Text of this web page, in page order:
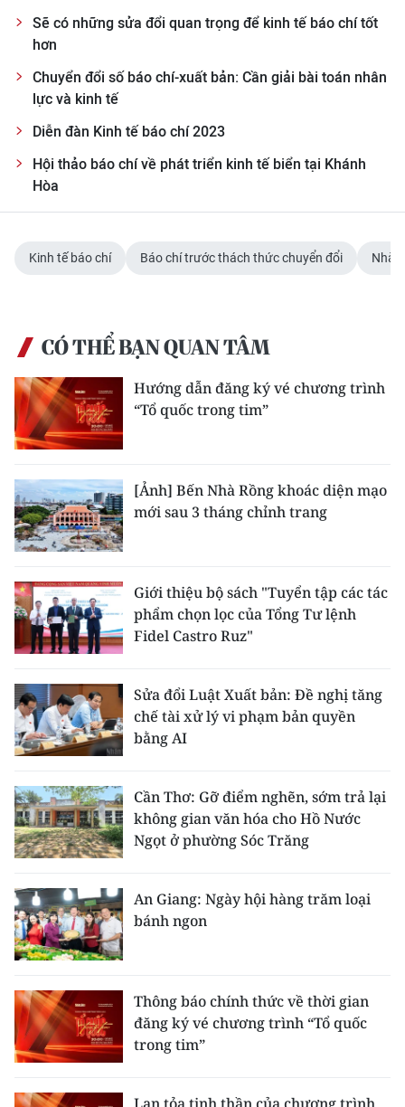
Sẽ có những sửa đổi quan trọng để kinh tế báo chí tốt
hơn
Chuyển đổi số báo chí-xuất bản: Cần giải bài toán nhân
lực và kinh tế
Diễn đàn Kinh tế báo chí 2023
Hội thảo báo chí về phát triển kinh tế biển tại Khánh
Hòa
Kinh tế báo chí Báo chí trước thách thức chuyển đổi Nhà
CÓ THỂ BẠN QUAN TÂM
Hướng dẫn đăng ký vé chương trình
“Tổ quốc trong tim”
[Ảnh] Bến Nhà Rồng khoác diện mạo
mới sau 3 tháng chỉnh trang
Giới thiệu bộ sách "Tuyển tập các tác
phẩm chọn lọc của Tổng Tư lệnh
Fidel Castro Ruz"
Sửa đổi Luật Xuất bản: Đề nghị tăng
chế tài xử lý vi phạm bản quyền
bằng AI
Cần Thơ: Gỡ điểm nghẽn, sớm trả lại
không gian văn hóa cho Hồ Nước
Ngọt ở phường Sóc Trăng
An Giang: Ngày hội hàng trăm loại
bánh ngon
Thông báo chính thức về thời gian
đăng ký vé chương trình “Tổ quốc
trong tim”